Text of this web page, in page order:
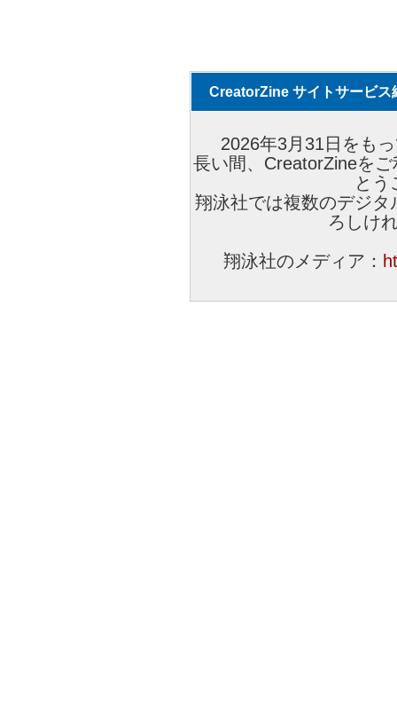
CreatorZine サイトサービス
2026年3月31日をも
長い間、CreatorZineを
とう
翔泳社では複数のデジ
ろしけ
翔泳社のメディア：